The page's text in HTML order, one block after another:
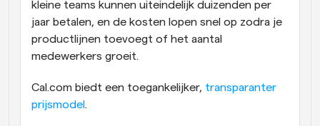
kleine teams kunnen uiteindelijk duizenden per
jaar betalen, en de kosten lopen snel op zodra je
productlijnen toevoegt of het aantal
medewerkers groeit.
Cal.com biedt een toegankelijker, transparanter
prijsmodel .